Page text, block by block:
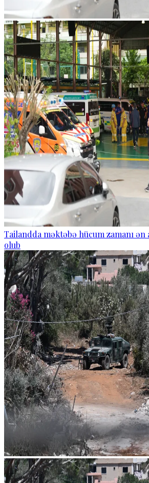
Tailandda məktəbə hücum zamanı ən
olub